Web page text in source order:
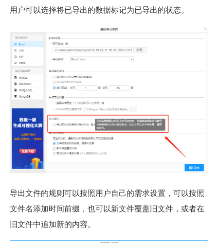
用户可以选择将已导出的数据标记为已导出的状态。
导出文件的规则可以按照用户自己的需求设置，可以按照
文件名添加时间前缀，也可以新文件覆盖旧文件，或者在
旧文件中追加新的内容。